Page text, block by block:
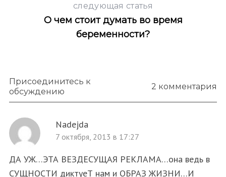
следующая статья
О чем стоит думать во время
беременности?
Присоединитесь к
обсуждению
2 комментария
Nadejda
7 октября, 2013 в 17:27
ДА УЖ…ЭТА ВЕЗДЕСУЩАЯ РЕКЛАМА…она ведь в
СУЩНОСТИ диктуеТ нам и ОБРАЗ ЖИЗНИ…И